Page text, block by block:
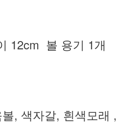
12cm 볼 용기 1개
, 색자갈, 흰색모래 ,